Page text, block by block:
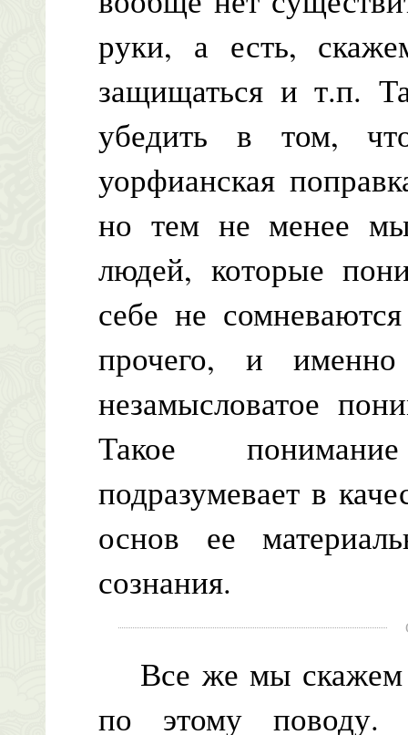
руки, а есть,
защищаться и т.п.
убедить в том,
уорфианская
но тем не менее мы
людей, которые
себе не
прочего, и
незамысловатое
Такое
подразумевает в
основ ее
сознания.
Все же мы скажем
по этому поводу.